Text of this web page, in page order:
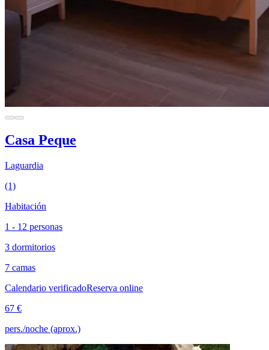
Casa Peque
Laguardia
(1)
Habitación
1 - 12 personas
3 dormitorios
7 camas
Calendario verificadoReserva online
67 €
pers./noche (aprox.)